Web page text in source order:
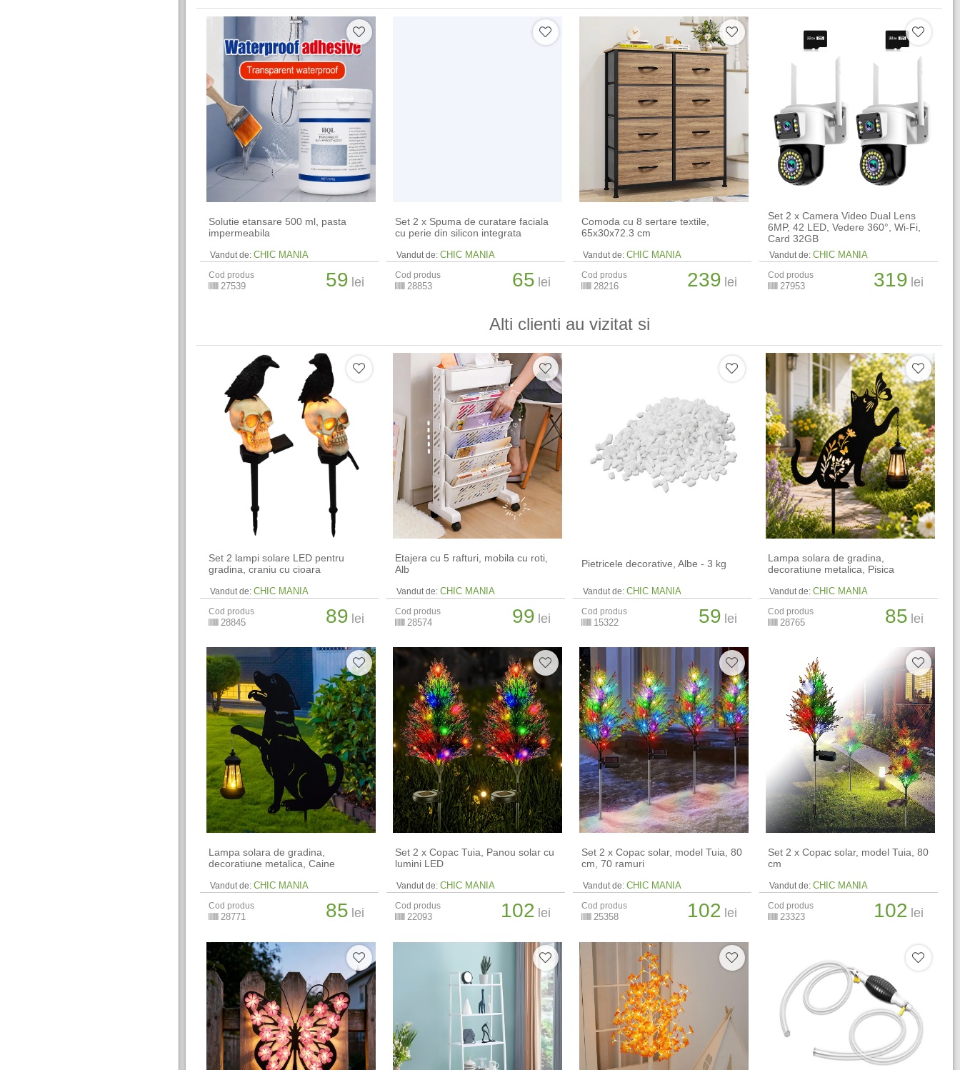
Solutie etansare 500 ml, pasta
impermeabila
Vandut de: CHIC MANIA
Cod produs
27539 59 lei
Set 2 x Spuma de curatare faciala
cu perie din silicon integrata
Vandut de: CHIC MANIA
Cod produs
28853 65 lei
Comoda cu 8 sertare textile,
65x30x72.3 cm
Vandut de: CHIC MANIA
Cod produs
28216 239 lei
Set 2 x Camera Video Dual Lens
6MP, 42 LED, Vedere 360°, Wi-Fi,
Card 32GB
Vandut de: CHIC MANIA
Cod produs
27953 319 lei
Alti clienti au vizitat si
Set 2 lampi solare LED pentru
gradina, craniu cu cioara
Vandut de: CHIC MANIA
Cod produs
28845 89 lei
Etajera cu 5 rafturi, mobila cu roti,
Alb
Vandut de: CHIC MANIA
Cod produs
28574 99 lei
Pietricele decorative, Albe - 3 kg
Vandut de: CHIC MANIA
Cod produs
15322 59 lei
Lampa solara de gradina,
decoratiune metalica, Pisica
Vandut de: CHIC MANIA
Cod produs
28765 85 lei
Lampa solara de gradina,
decoratiune metalica, Caine
Vandut de: CHIC MANIA
Cod produs
28771 85 lei
Set 2 x Copac Tuia, Panou solar cu
lumini LED
Vandut de: CHIC MANIA
Cod produs
22093 102 lei
Set 2 x Copac solar, model Tuia, 80
cm, 70 ramuri
Vandut de: CHIC MANIA
Cod produs
25358 102 lei
Set 2 x Copac solar, model Tuia, 80
cm
Vandut de: CHIC MANIA
Cod produs
23323 102 lei